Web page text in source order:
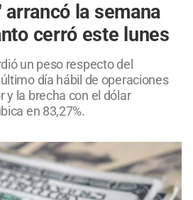
arrancó la semana
cerró este lunes
un peso respecto del
día hábil de operaciones
y la brecha con el dólar
en 83,27%.